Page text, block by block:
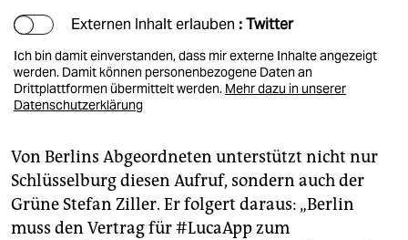
Externen Inhalt erlauben : Twitter
Ich bin damit einverstanden, dass mir externe Inhalte angezeigt
werden. Damit können personenbezogene Daten an
Drittplattformen übermittelt werden. Mehr dazu in unserer
Datenschutzerklärung
Von Berlins Abgeordneten unterstützt nicht nur
Schlüsselburg diesen Aufruf, sondern auch der
Grüne Stefan Ziller. Er folgert daraus: „Berlin
muss den Vertrag für #LucaApp zum